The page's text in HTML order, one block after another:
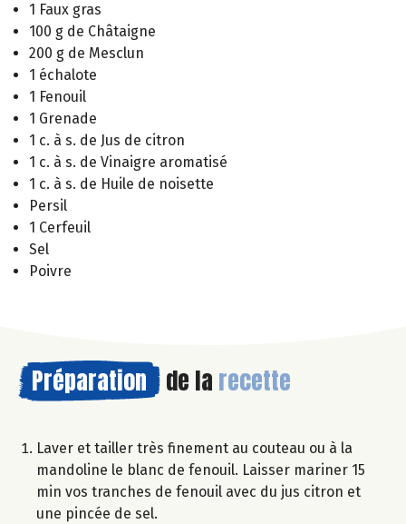
1 Faux gras
100 g de Châtaigne
200 g de Mesclun
1 échalote
1 Fenouil
1 Grenade
1 c. à s. de Jus de citron
1 c. à s. de Vinaigre aromatisé
1 c. à s. de Huile de noisette
Persil
1 Cerfeuil
Sel
Poivre
Préparation de la recette
Laver et tailler très finement au couteau ou à la
mandoline le blanc de fenouil. Laisser mariner 15
min vos tranches de fenouil avec du jus citron et
une pincée de sel.